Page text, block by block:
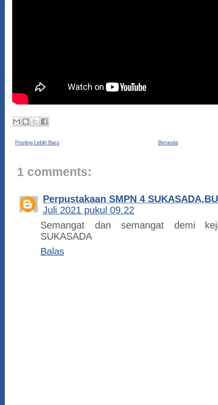
Posting Lebih Baru Beranda
1 comments:
Perpustakaan SMPN 4
Juli 2021 pukul 09.22
Semangat dan semangat demi
SUKASADA
Balas